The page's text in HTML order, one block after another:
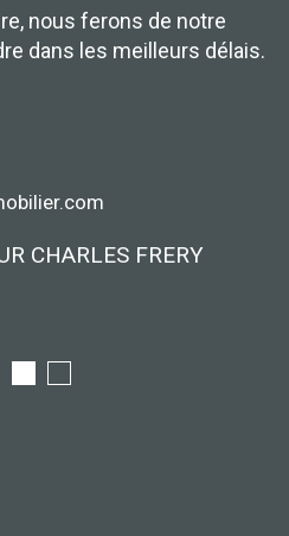
nous ferons de notre
dans les meilleurs délais.
CHARLES FRERY